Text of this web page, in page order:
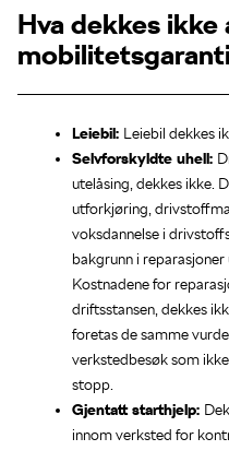
Hva dekkes ikke
Leiebil: Leiebil dekkes
Selvforskyldte uhell:
utelåsing, dekkes ikke.
utforkjøring,
voksdannelse i
bakgrunn i
Kostnadene for
driftsstansen, dekkes
foretas de samme
verkstedbesøk som
stopp.
Gjentatt starthjelp:
innom verksted for